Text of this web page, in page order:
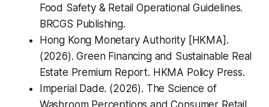
Food Safety & Retail Operational Guidelines.
BRCGS Publishing.
Hong Kong Monetary Authority [HKMA].
(2026).Green Financing and Sustainable Real
Estate Premium Report. HKMA Policy Press.
Imperial Dade. (2026). The Science of